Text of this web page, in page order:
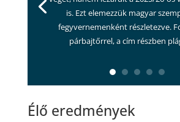
is. Ezt elemezzük magyar
fegyvernemenként részletezve.
párbajtőrrel, a cím részben
Élő eredmények